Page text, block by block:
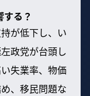
る？
が低下し、い
政党が台頭し
失業率、物価
、移民問題な